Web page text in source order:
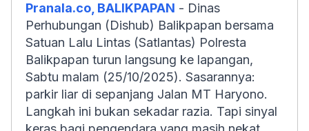
Pranala.co, BALIKPAPAN - Dinas
Perhubungan (Dishub) Balikpapan bersama
Satuan Lalu Lintas (Satlantas) Polresta
Balikpapan turun langsung ke lapangan,
Sabtu malam (25/10/2025). Sasarannya:
parkir liar di sepanjang Jalan MT Haryono.
Langkah ini bukan sekadar razia. Tapi sinyal